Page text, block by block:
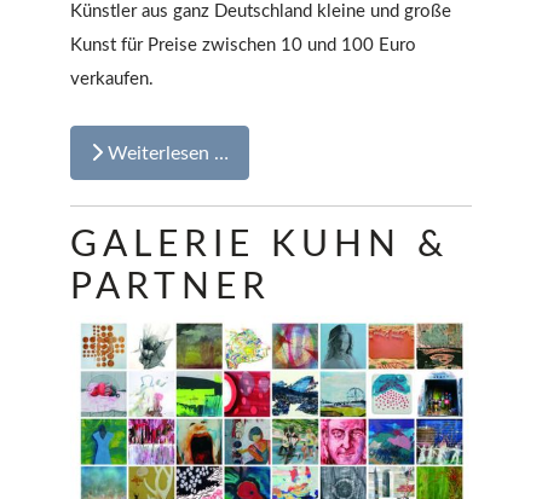
Künstler aus ganz Deutschland kleine und große
Kunst für Preise zwischen 10 und 100 Euro
verkaufen.
Weiterlesen …
GALERIE KUHN &
PARTNER